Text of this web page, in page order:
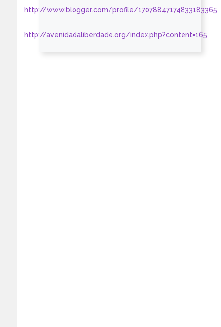
http://www.blogger.com/profile/17078847174833183365
http://avenidadaliberdade.org/index.php?content=165